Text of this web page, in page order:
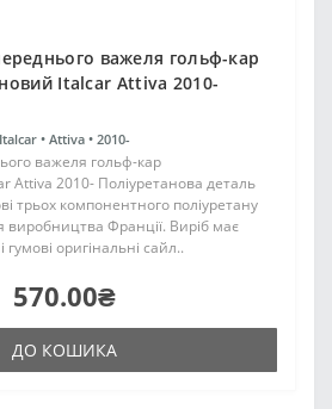
важеля гольф-кар
Italcar Attiva 2010-
Italcar • Attiva • 2010-
важеля гольф-кар
Attiva 2010- Поліуретанова деталь
трьох компонентного поліуретану
виробництва Франції. Виріб має
гумові оригінальні сайл..
570.00₴
ДО КОШИКА